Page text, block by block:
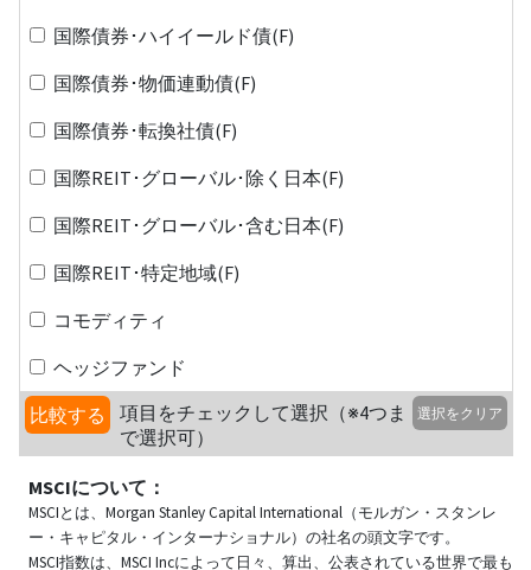
国際債券･ハイイールド債(F)
国際債券･物価連動債(F)
国際債券･転換社債(F)
国際REIT･グローバル･除く日本(F)
国際REIT･グローバル･含む日本(F)
国際REIT･特定地域(F)
コモディティ
ヘッジファンド
比較する
項目をチェックして選択（※4つま
で選択可）
選択をクリア
MSCIについて：
MSCIとは、Morgan Stanley Capital International（モルガン・スタンレ
ー・キャピタル・インターナショナル）の社名の頭文字です。
MSCI指数は、MSCI Incによって日々、算出、公表されている世界で最も